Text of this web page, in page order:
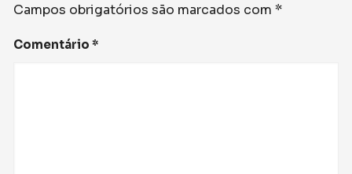
Campos obrigatórios são marcados com*
Comentário*